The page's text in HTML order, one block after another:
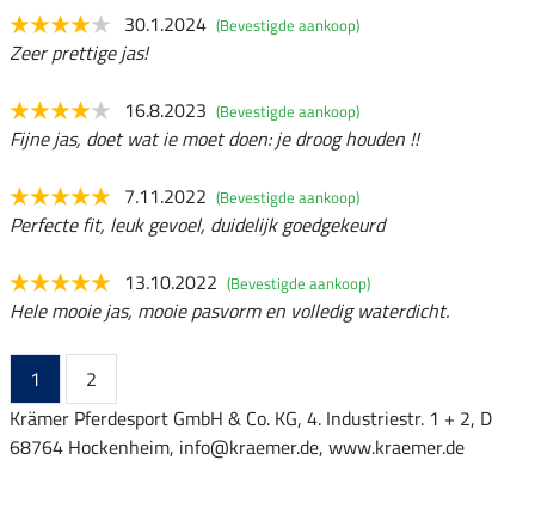
30.1.2024 (Bevestigde aankoop)
Zeer prettige jas!
16.8.2023 (Bevestigde aankoop)
Fijne jas, doet wat ie moet doen: je droog houden !!
7.11.2022 (Bevestigde aankoop)
Perfecte fit, leuk gevoel, duidelijk goedgekeurd
13.10.2022 (Bevestigde aankoop)
Hele mooie jas, mooie pasvorm en volledig waterdicht.
1
2
Krämer Pferdesport GmbH & Co. KG, 4. Industriestr. 1 + 2, D
68764 Hockenheim, info@kraemer.de, www.kraemer.de